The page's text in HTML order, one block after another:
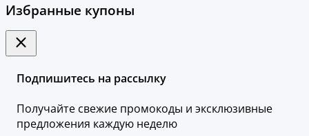
Избранные купоны
Подпишитесь на рассылку
Получайте свежие промокоды и эксклюзивные
предложения каждую неделю